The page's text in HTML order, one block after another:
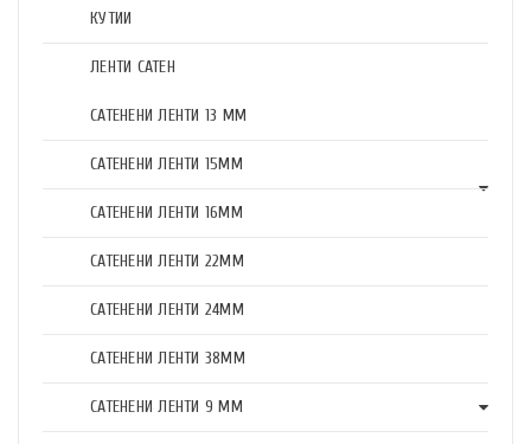
КУТИИ
ЛЕНТИ САТЕН
САТЕНЕНИ ЛЕНТИ 13 ММ
САТЕНЕНИ ЛЕНТИ 15ММ
САТЕНЕНИ ЛЕНТИ 16ММ
САТЕНЕНИ ЛЕНТИ 22ММ
САТЕНЕНИ ЛЕНТИ 24ММ
САТЕНЕНИ ЛЕНТИ 38ММ
САТЕНЕНИ ЛЕНТИ 9 ММ